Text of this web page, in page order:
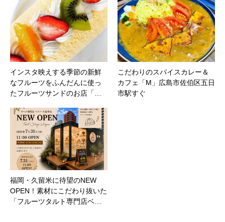
インスタ映えする季節の新鮮
なフルーツをふんだんに使っ
たフルーツサンドのお店「…
こだわりのスパイスカレー＆
カフェ「M」広島市佐伯区五日
市駅すぐ
福岡・久留米に待望のNEW
OPEN！素材にこだわり抜いた
「フルーツタルト専門店ベ…